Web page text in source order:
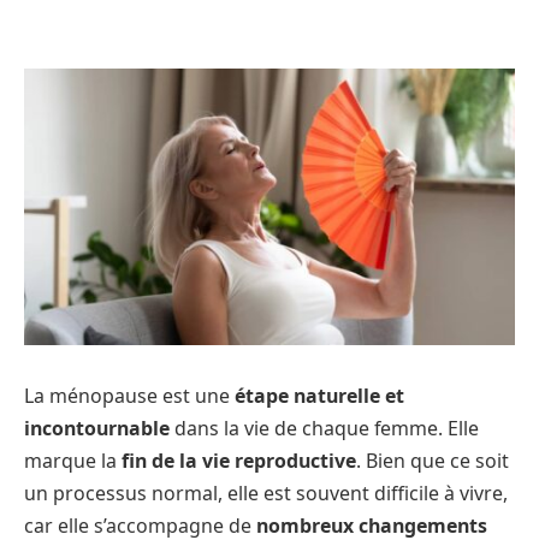
La ménopause est uneétape naturelleet
incontournable dans la vie de chaque femme. Elle
marque la fin de la vie reproductive. Bien que ce soit
un processus normal, elle est souvent difficile à vivre,
car elle s’accompagne de nombreux changements